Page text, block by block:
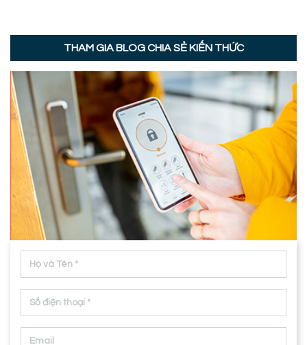
THAM GIA BLOG CHIA SẺ KIẾN THỨC